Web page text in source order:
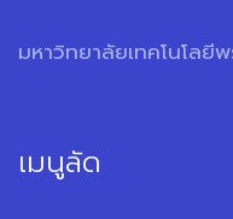
มหาวิทยาลัยเทคโนโลยี
เมนูลัด